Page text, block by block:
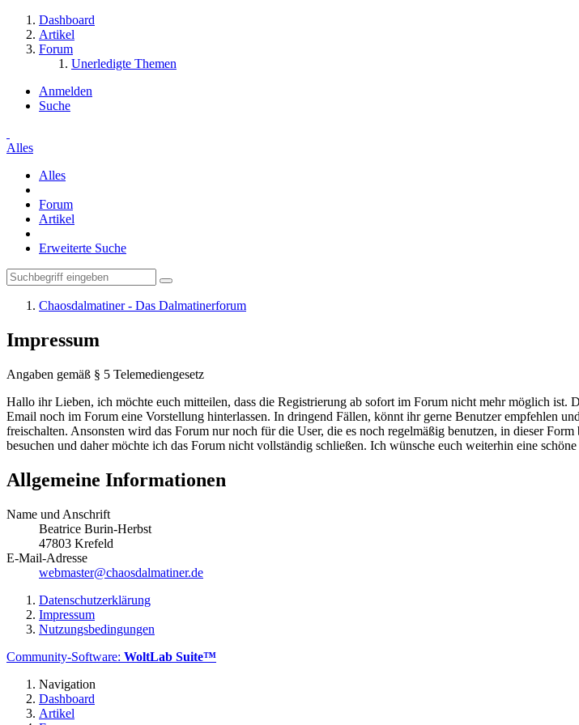
Dashboard
Artikel
Forum
Unerledigte Themen
Anmelden
Suche
Alles
Alles
Forum
Artikel
Erweiterte Suche
Chaosdalmatiner - Das Dalmatinerforum
Impressum
Angaben gemäß § 5 Telemediengesetz
Hallo ihr Lieben, ich möchte euch mitteilen, dass die Registrierung ab sofort im Forum nicht mehr möglich
Email noch im Forum eine Vorstellung hinterlassen. In dringend Fällen, könnt ihr gerne Benutzer empfehlen
freischalten. Ansonsten wird das Forum nur noch für die User, die es noch regelmäßig benutzen, in dieser
besuchen und daher möchte ich das Forum nicht vollständig schließen. Ich wünsche euch weiterhin eine
Allgemeine Informationen
Name und Anschrift
Beatrice Burin-Herbst
47803 Krefeld
E-Mail-Adresse
webmaster@chaosdalmatiner.de
Datenschutzerklärung
Impressum
Nutzungsbedingungen
Community-Software: WoltLab Suite™
Navigation
Dashboard
Artikel